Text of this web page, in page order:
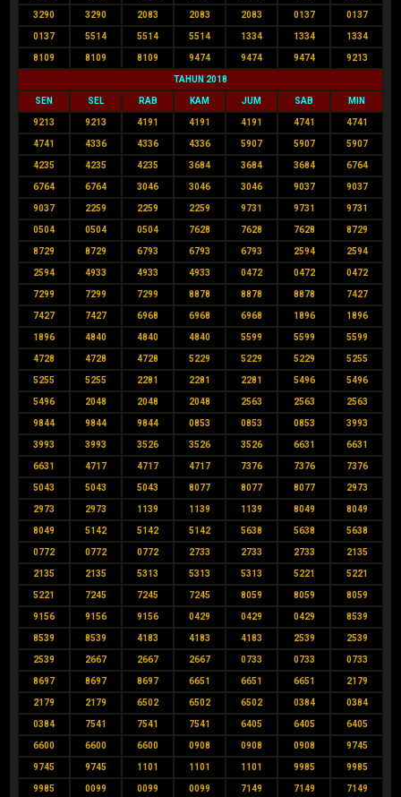
3290 3290 2083 2083 2083 0137 0137
0137 5514 5514 5514 1334 1334 1334
8109 8109 8109 9474 9474 9474 9213
TAHUN 2018
SEN SEL RAB KAM JUM SAB MIN
9213 9213 4191 4191 4191 4741 4741
4741 4336 4336 4336 5907 5907 5907
4235 4235 4235 3684 3684 3684 6764
6764 6764 3046 3046 3046 9037 9037
9037 2259 2259 2259 9731 9731 9731
0504 0504 0504 7628 7628 7628 8729
8729 8729 6793 6793 6793 2594 2594
2594 4933 4933 4933 0472 0472 0472
7299 7299 7299 8878 8878 8878 7427
7427 7427 6968 6968 6968 1896 1896
1896 4840 4840 4840 5599 5599 5599
4728 4728 4728 5229 5229 5229 5255
5255 5255 2281 2281 2281 5496 5496
5496 2048 2048 2048 2563 2563 2563
9844 9844 9844 0853 0853 0853 3993
3993 3993 3526 3526 3526 6631 6631
6631 4717 4717 4717 7376 7376 7376
5043 5043 5043 8077 8077 8077 2973
2973 2973 1139 1139 1139 8049 8049
8049 5142 5142 5142 5638 5638 5638
0772 0772 0772 2733 2733 2733 2135
2135 2135 5313 5313 5313 5221 5221
5221 7245 7245 7245 8059 8059 8059
9156 9156 9156 0429 0429 0429 8539
8539 8539 4183 4183 4183 2539 2539
2539 2667 2667 2667 0733 0733 0733
8697 8697 8697 6651 6651 6651 2179
2179 2179 6502 6502 6502 0384 0384
0384 7541 7541 7541 6405 6405 6405
6600 6600 6600 0908 0908 0908 9745
9745 9745 1101 1101 1101 9985 9985
9985 0099 0099 0099 7149 7149 7149